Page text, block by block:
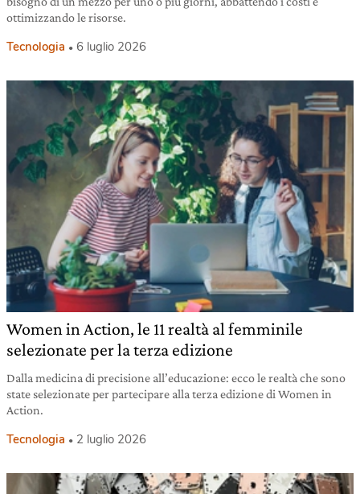
ottimizzando le risorse.
Tecnologia 6 luglio 2026
Women in Action, le 11 realtà al femminile
selezionate per la terza edizione
Dalla medicina di precisione all’educazione: ecco le realtà che sono
state selezionate per partecipare alla terza edizione di Women in
Action.
Tecnologia 2 luglio 2026